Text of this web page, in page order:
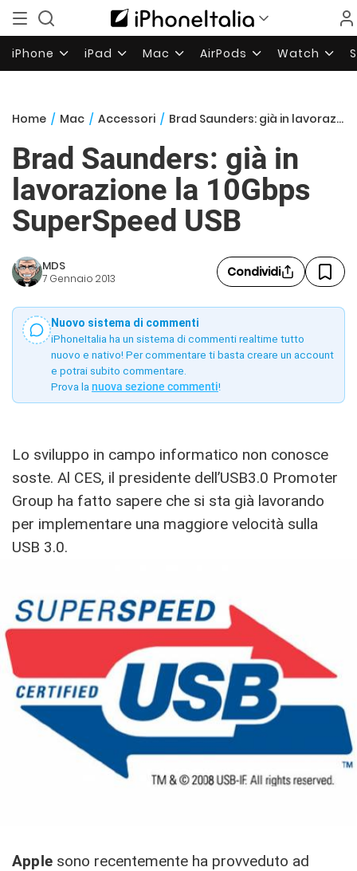
iPhone iPad Mac AirPods Watch
Home / Mac / Accessori / Brad Saunders: già in lavorazione la 10Gbps SuperSpeed USB
Brad Saunders: già in
lavorazione la 10Gbps
SuperSpeed USB
MDS
7 Gennaio 2013 Condividi
Nuovo sistema di commenti
iPhoneItalia ha un sistema di commenti realtime tutto
nuovo e nativo! Per commentare ti basta creare un account
e potrai subito commentare.
Prova la nuova sezione commenti!
Lo sviluppo in campo informatico non conosce
soste. Al CES, il presidente dell’USB3.0 Promoter
Group ha fatto sapere che si sta già lavorando
per implementare una maggiore velocità sulla
USB 3.0.
Apple sono recentemente ha provveduto ad